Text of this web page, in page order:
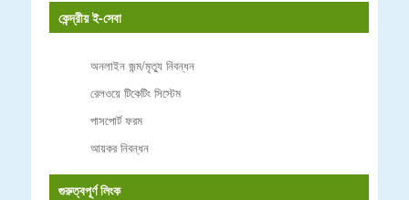
কেন্দ্রীয় ই-সেবা
অনলাইন জন্ম/মৃত্যু নিবন্ধন
রেলওয়ে টিকেটিং সিস্টেম
পাসপোর্ট ফরম
আয়কর নিবন্ধন
গুরুত্বপূর্ণ লিংক